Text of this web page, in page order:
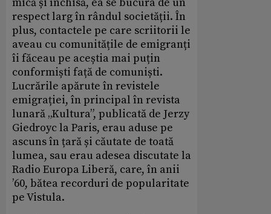
respect larg în rândul societății. În
plus, contactele pe care scriitorii le
aveau cu comunitățile de emigranți
îi făceau pe aceștia mai puțin
conformiști față de comuniști.
Lucrările apărute în revistele
emigrației, în principal în revista
lunară „Kultura”, publicată de Jerzy
Giedroyc la Paris, erau aduse pe
ascuns în țară și căutate de toată
lumea, sau erau adesea discutate la
Radio Europa Liberă, care, în anii
’60, bătea recorduri de popularitate
pe Vistula.